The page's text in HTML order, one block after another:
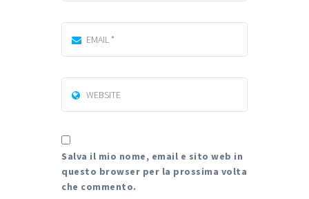
Salva il mio nome, email e sito web in
questo browser per la prossima volta
che commento.